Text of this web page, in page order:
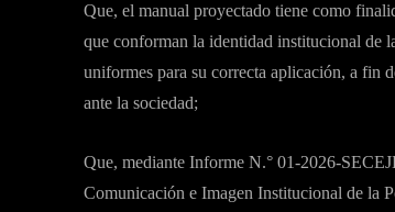
Que, el manual proyectado tiene como
que conforman la identidad institucional de
uniformes para su correcta aplicación, a fin
ante la sociedad;
Que, mediante Informe N.° 01-2026-
Comunicación e Imagen Institucional de la